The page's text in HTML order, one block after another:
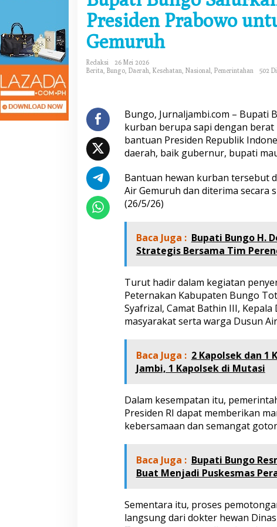
a
t
i
g
r
k
a
B
n
n
H
a
n
K
u
r
n
P
r
s
d
e
r
a
b
w
o
u
Presiden Prabowo
Gemuruh
Redaksi
26 Mei 2026
Berita Bungo Daerah Kesehatan Nasional Pemerintahan 502
Bungo, Jurnaljambi.com – Bupati
kurban berupa sapi dengan
bantuan Presiden Republik
daerah, baik gubernur, bupati
Bantuan hewan kurban tersebut
Air Gemuruh dan diterima secara
(26/5/26)
Baca Juga : Bupati Bungo H.
Strategis Bersama Tim
Turut hadir dalam kegiatan
Peternakan Kabupaten Bungo
Syafrizal, Camat Bathin III,
masyarakat serta warga Dusun
Baca Juga : 2 Kapolsek dan 1
Jambi, 1 Kapolsek di Mutasi
Dalam kesempatan itu,
Presiden RI dapat memberikan
kebersamaan dan semangat
Baca Juga : Bupati Bungo
Buat Menjadi Puskesmas
Sementara itu, proses
langsung dari dokter hewan